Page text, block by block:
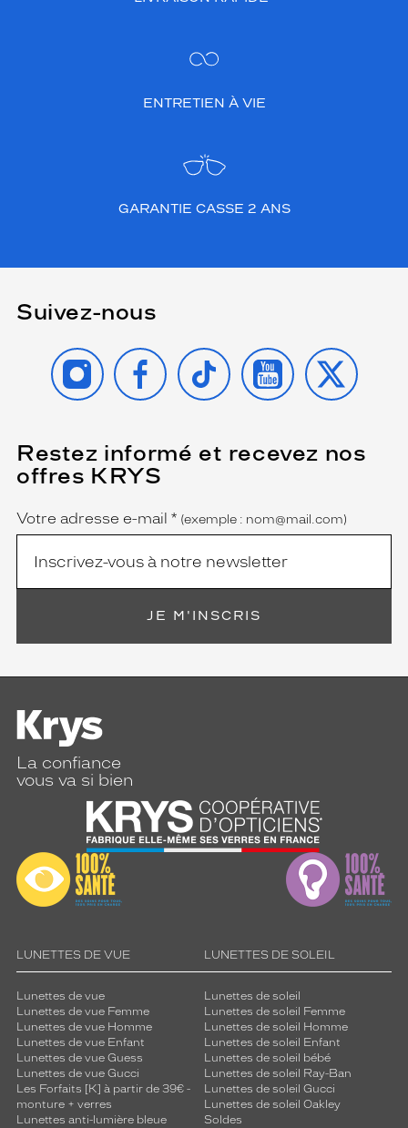
ENTRETIEN À VIE
GARANTIE CASSE 2 ANS
Suivez-nous
INSTAGRAMFACEBOOK
TIKTOK YOUTUBE
X
Restez informé et recevez nos
offres KRYS
Name
Votre adresse e-mail *
(Ce
champ
est
(exemple : nom@mail.com)
JE M'INSCRIS
La confiance
vous va si bien
LUNETTES DE VUE
Lunettes de vue
Lunettes de vue Femme
Lunettes de vue Homme
Lunettes de vue Enfant
Lunettes de vue Guess
Lunettes de vue Gucci
Les Forfaits [K] à partir de 39€ -
monture + verres
Lunettes anti-lumière bleue
LUNETTES DE SOLEIL
Lunettes de soleil
Lunettes de soleil Femme
Lunettes de soleil Homme
Lunettes de soleil Enfant
Lunettes de soleil bébé
Lunettes de soleil Ray-Ban
Lunettes de soleil Gucci
Lunettes de soleil Oakley
Soldes